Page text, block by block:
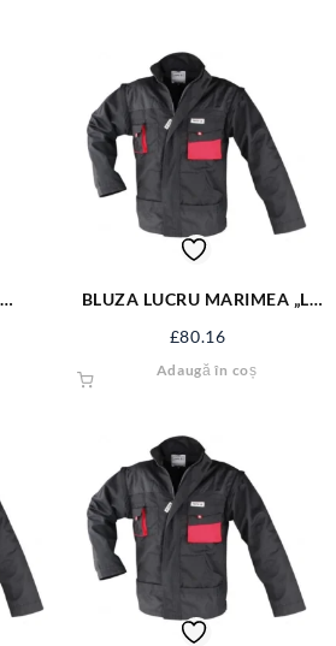
BLUZA LUCRU MARIMEA „L”
£80.16
Adaugă în coș